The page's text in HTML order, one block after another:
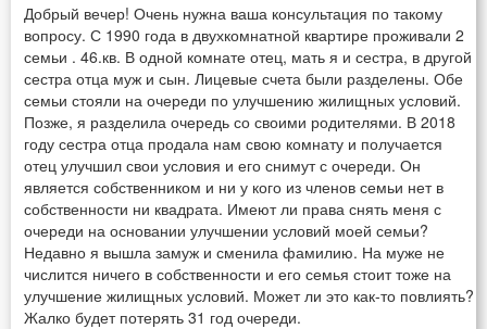
Добрый вечер! Очень нужна ваша консультация по такому
вопросу. С 1990 года в двухкомнатной квартире проживали 2
семьи . 46.кв. В одной комнате отец, мать я и сестра, в другой
сестра отца муж и сын. Лицевые счета были разделены. Обе
семьи стояли на очереди по улучшению жилищных условий.
Позже, я разделила очередь со своими родителями. В 2018
году сестра отца продала нам свою комнату и получается
отец улучшил свои условия и его снимут с очереди. Он
является собственником и ни у кого из членов семьи нет в
собственности ни квадрата. Имеют ли права снять меня с
очереди на основании улучшении условий моей семьи?
Недавно я вышла замуж и сменила фамилию. На муже не
числится ничего в собственности и его семья стоит тоже на
улучшение жилищных условий. Может ли это как-то повлиять?
Жалко будет потерять 31 год очереди.